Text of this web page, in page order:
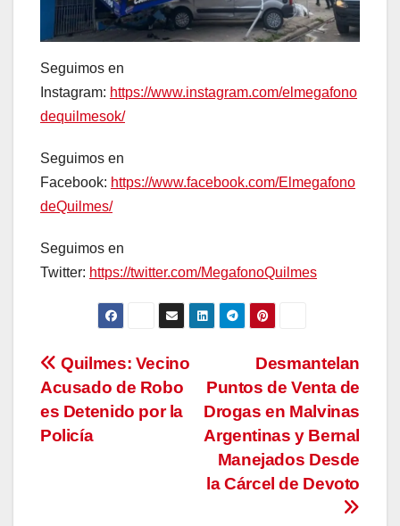
Seguimos en
Instagram: https://www.instagram.com/elmegafono
dequilmesok/
Seguimos en
Facebook: https://www.facebook.com/Elmegafono
deQuilmes/
Seguimos en
Twitter: https://twitter.com/MegafonoQuilmes
Navegación
de
entradas
Desmantelan
Puntos de Venta de
Drogas en Malvinas
Argentinas y Bernal
Manejados Desde
la Cárcel de Devoto
Quilmes: Vecino
Acusado de Robo
es Detenido por la
Policía